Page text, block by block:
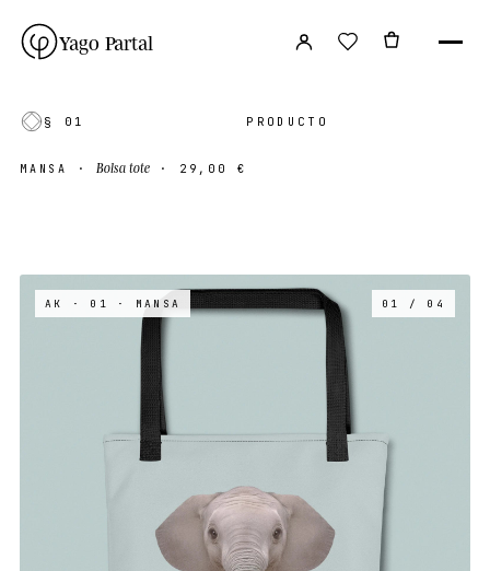
Yago Partal
§ 01 PRODUCTO
MANSA ·Bolsa tote · 29,00 €
AK · 01 · MANSA 01 / 04